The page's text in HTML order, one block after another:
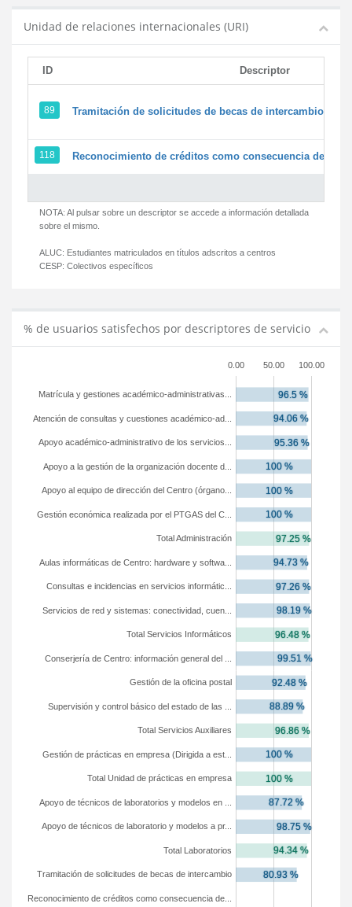
Unidad de relaciones internacionales (URI)
ID Descriptor
89 Tramitación de solicitudes de becas de intercambio
118 Reconocimiento de créditos como consecuencia de un
NOTA: Al pulsar sobre un descriptor se accede a información detallada
sobre el mismo.
ALUC: Estudiantes matriculados en títulos adscritos a centros
CESP: Colectivos específicos
% de usuarios satisfechos por descriptores de servicio
0.00 50.00 100.00
Reconocimiento de créditos como consecuencia de...
Tramitación de solicitudes de becas de intercambio
Total Laboratorios
Apoyo de técnicos de laboratorio y modelos a pr...
Apoyo de técnicos de laboratorios y modelos en ...
Total Unidad de prácticas en empresa
Gestión de prácticas en empresa (Dirigida a est...
Total Servicios Auxiliares
Supervisión y control básico del estado de las ...
Gestión de la oficina postal
Conserjería de Centro: información general del ...
Total Servicios Informáticos
Servicios de red y sistemas: conectividad, cuen...
Consultas e incidencias en servicios informátic...
Aulas informáticas de Centro: hardware y softwa...
Total Administración
Gestión económica realizada por el PTGAS del C...
Apoyo al equipo de dirección del Centro (órgano...
Apoyo a la gestión de la organización docente d...
Apoyo académico-administrativo de los servicios...
Atención de consultas y cuestiones académico-ad...
Matrícula y gestiones académico-administrativas...